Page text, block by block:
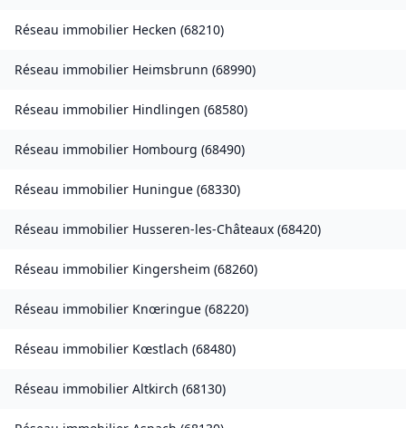
Réseau immobilier Hecken (68210)
Réseau immobilier Heimsbrunn (68990)
Réseau immobilier Hindlingen (68580)
Réseau immobilier Hombourg (68490)
Réseau immobilier Huningue (68330)
Réseau immobilier Husseren-les-Châteaux (68420)
Réseau immobilier Kingersheim (68260)
Réseau immobilier Knœringue (68220)
Réseau immobilier Kœstlach (68480)
Réseau immobilier Altkirch (68130)